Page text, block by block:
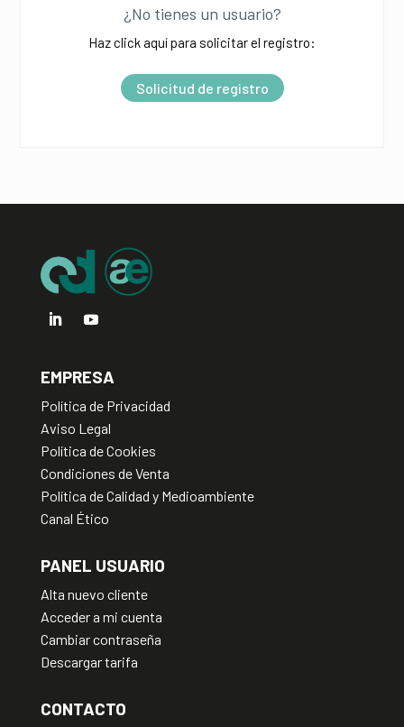
:
¿No tienes un usuario?
Haz click aquí para solicitar el registro:
Solicitud de registro
EMPRESA
Política de Privacidad
Aviso Legal
Política de Cookies
Condiciones de Venta
Política de Calidad y Medioambiente
Canal Ético
PANEL USUARIO
Alta nuevo cliente
Acceder a mi cuenta
Cambiar contraseña
Descargar tarifa
CONTACTO